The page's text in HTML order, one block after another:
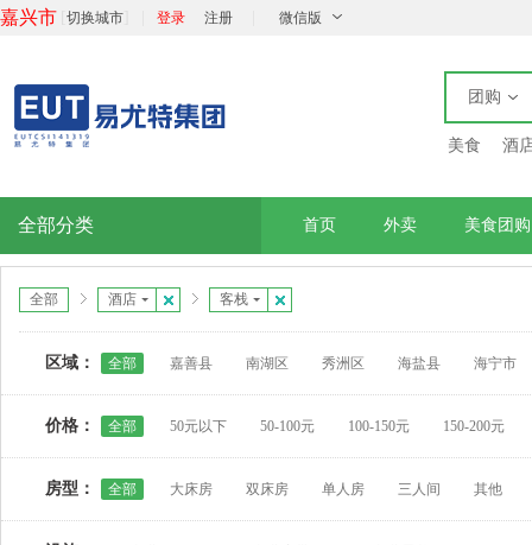
嘉兴市 切换城市 登录 注册 微信版
团购
美食 酒
全部分类 首页 外卖 美食团购
全部 酒店 客栈
区域： 全部 嘉善县 南湖区 秀洲区 海盐县 海宁市
价格： 全部 50元以下 50-100元 100-150元 150-200元
房型： 全部 大床房 双床房 单人房 三人间 其他